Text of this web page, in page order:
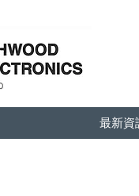
最新資